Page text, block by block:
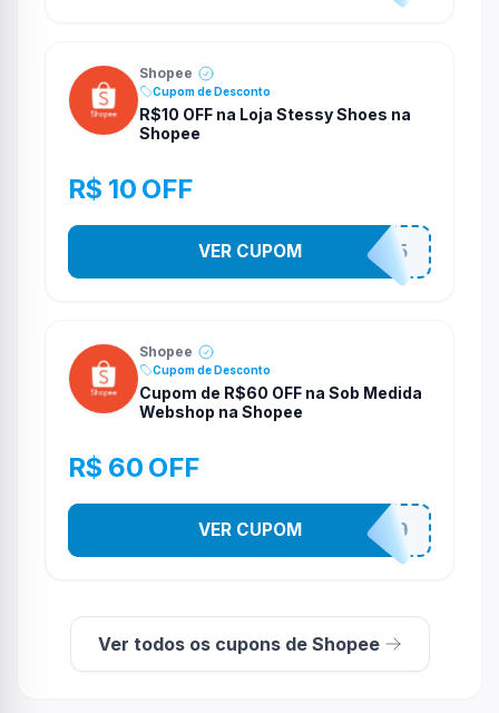
Shopee
Cupom de Desconto
R$10 OFF na Loja Stessy Shoes na
Shopee
R$ 10 OFF
STES2525
VER CUPOM
Shopee
Cupom de Desconto
Cupom de R$60 OFF na Sob Medida
Webshop na Shopee
R$ 60 OFF
SOBM60400
VER CUPOM
Ver todos os cupons de Shopee